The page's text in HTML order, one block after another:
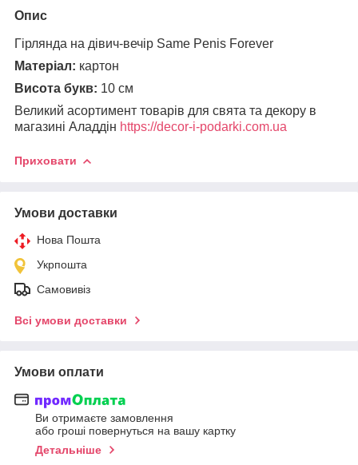
Опис
Гірлянда на дівич-вечір Same Penis Forever
Матеріал: картон
Висота букв: 10 см
Великий асортимент товарів для свята та декору в
магазині Аладдін https://decor-i-podarki.com.ua
Приховати
Умови доставки
Нова Пошта
Укрпошта
Самовивіз
Всі умови доставки
Умови оплати
Ви отримаєте замовлення
або гроші повернуться на вашу картку
Детальніше